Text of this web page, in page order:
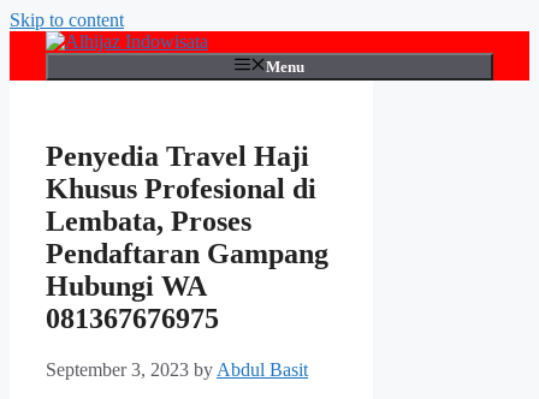
Skip to content
Menu
Penyedia Travel Haji
Khusus Profesional di
Lembata, Proses
Pendaftaran Gampang
Hubungi WA
081367676975
September 3, 2023 by Abdul Basit